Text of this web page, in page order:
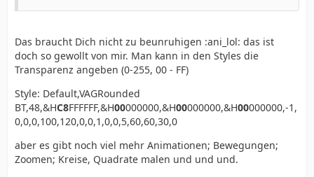
Das braucht Dich nicht zu beunruhigen :ani_lol: das ist
doch so gewollt von mir. Man kann in den Styles die
Transparenz angeben (0-255, 00 - FF)
Style: Default,VAGRounded
BT,48,&HC8FFFFFF,&H00000000,&H00000000,&H00000000,-1,
0,0,0,100,120,0,0,1,0,0,5,60,60,30,0
aber es gibt noch viel mehr Animationen; Bewegungen;
Zoomen; Kreise, Quadrate malen und und und.